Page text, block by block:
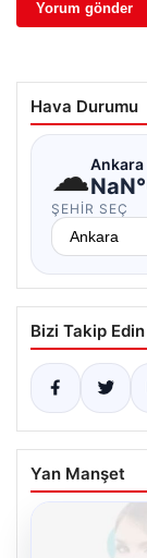
Hava Durumu
☁Ankara
ŞEHIR SEÇ
Bizi Takip Edin
Yan Manşet